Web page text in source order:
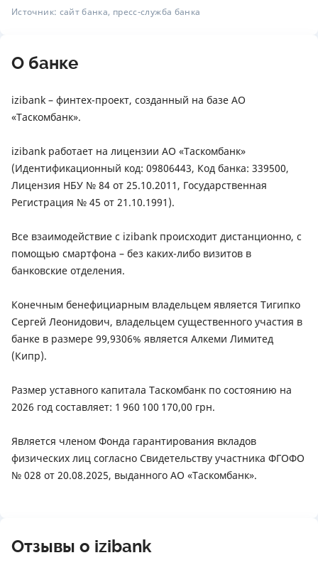
Источник: сайт банка, пресс-служба банка
О банке
izibank – финтех-проект, созданный на базе АО
«Таскомбанк».
izibank работает на лицензии АО «Таскомбанк»
(Идентификационный код: 09806443, Код банка: 339500,
Лицензия НБУ № 84 от 25.10.2011, Государственная
Регистрация № 45 от 21.10.1991).
Все взаимодействие с izibank происходит дистанционно, с
помощью смартфона – без каких-либо визитов в
банковские отделения.
Конечным бенефициарным владельцем является Тигипко
Сергей Леонидович, владельцем существенного участия в
банке в размере 99,9306% является Алкеми Лимитед
(Кипр).
Размер уставного капитала Таскомбанк по состоянию на
2026 год составляет: 1 960 100 170,00 грн.
Является членом Фонда гарантирования вкладов
физических лиц согласно Свидетельству участника ФГОФО
№ 028 от 20.08.2025, выданного АО «Таскомбанк».
Отзывы о izibank